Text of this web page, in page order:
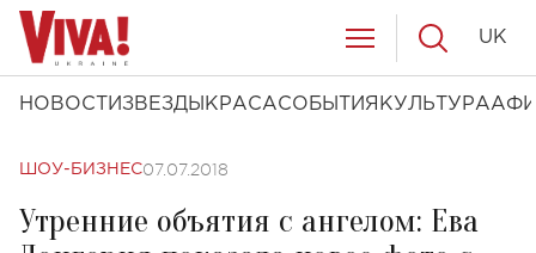
НОВОСТИ ЗВЕЗДЫ КРАСАСОБЫТИЯ КУЛЬТУРА
UK
ШОУ-БИЗНЕС07.07.2018
Утренние объятия с ангелом: Ева